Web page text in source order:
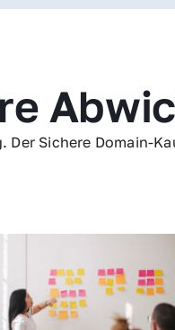
Der Sichere Domain-